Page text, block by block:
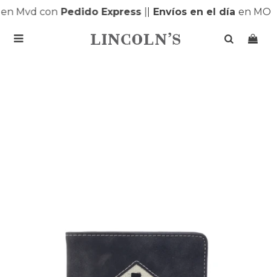
Mvd conPedido Express| Envíos en el díaen
